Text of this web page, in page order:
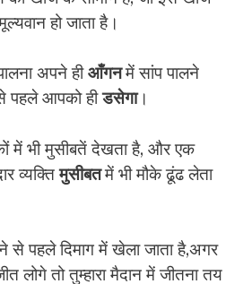
हो जाता है।
अपने हीआँगनमें सांप पालने
पहले आपको हीडसेगा।
में भी मुसीबतें देखता है, और एक
व्यक्तिमुसीबतमें भी मौके ढूंढ लेता
से पहले दिमाग में खेला जाता है,अगर
लोगे तो तुम्हारा मैदान में जीतना तय